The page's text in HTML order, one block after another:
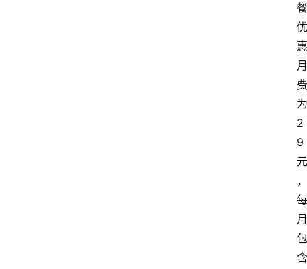
餐
优
惠
月
费
为
2
9
元
，
每
月
包
含